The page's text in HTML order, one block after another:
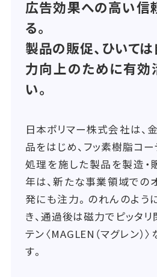
広告効果への高い信
る。
製品の販促、ひいて
力向上のために有効
い。
日本ポリマー株式会社は、
品をはじめ、フッ素樹脂コ
処理を施した製品を製造・
年は、新たな事業領域での
発にも注力。のれんのよう
き、通過後は磁力でピッタ
テン〈MAGLEN（マグレン）
す。